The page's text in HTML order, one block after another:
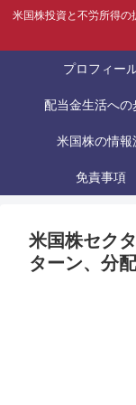
米国株投資と不労所得
プロフィー
配当金生活への
米国株の情報
免責事項
米国株セク
ターン、分